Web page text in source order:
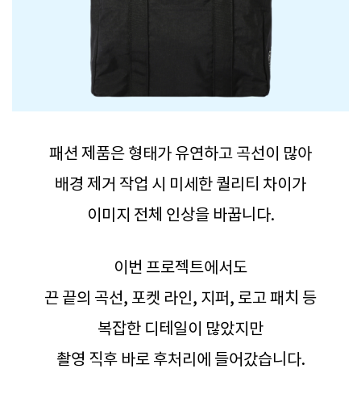
패션 제품은 형태가 유연하고 곡선이 많아
배경 제거 작업 시 미세한 퀄리티 차이가
이미지 전체 인상을 바꿉니다.
이번 프로젝트에서도
끈 끝의 곡선, 포켓 라인, 지퍼, 로고 패치 등
복잡한 디테일이 많았지만
촬영 직후 바로 후처리에 들어갔습니다.